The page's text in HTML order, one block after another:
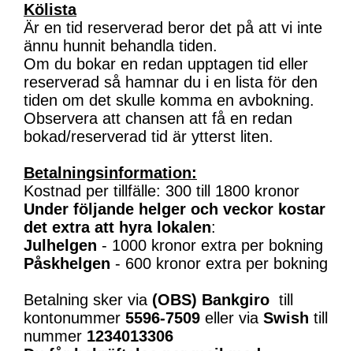
Kölista
Är en tid reserverad beror det på att vi inte
ännu hunnit behandla tiden.
Om du bokar en redan upptagen tid eller
reserverad så hamnar du i en lista för den
tiden om det skulle komma en avbokning.
Observera att chansen att få en redan
bokad/reserverad tid är ytterst liten.
Betalningsinformation:
Kostnad per tillfälle: 300 till 1800 kronor
Under följande helger och veckor kostar
det extra att hyra lokalen:
Julhelgen - 1000 kronor extra per bokning
Påskhelgen - 600 kronor extra per bokning
Betalning sker via (OBS) Bankgiro till
kontonummer 5596-7509 eller via Swish till
nummer 1234013306